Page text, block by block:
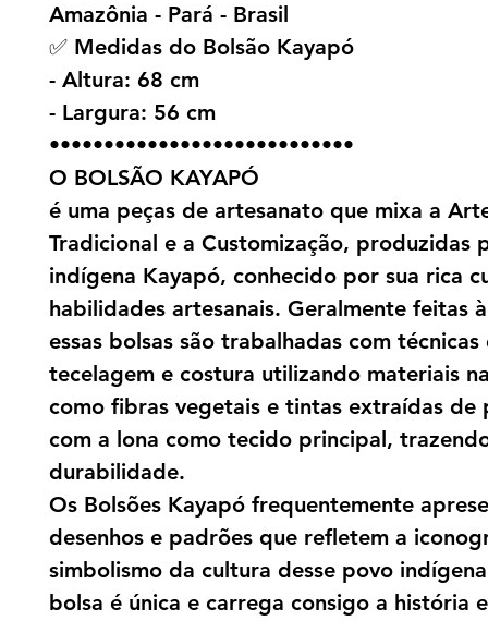
Amazônia - Pará - Brasil
✅ Medidas do Bolsão Kayapó
- Altura: 68 cm
- Largura: 56 cm
••••••••••••••••••••••••••••
O BOLSÃO KAYAPÓ
é uma peças de artesanato que mixa a
Tradicional e a Customização, produzidas
indígena Kayapó, conhecido por sua rica
habilidades artesanais. Geralmente feitas
essas bolsas são trabalhadas com técnicas
tecelagem e costura utilizando materiais
como fibras vegetais e tintas extraídas de
com a lona como tecido principal,
durabilidade.
Os Bolsões Kayapó frequentemente
desenhos e padrões que refletem a
simbolismo da cultura desse povo
bolsa é única e carrega consigo a história